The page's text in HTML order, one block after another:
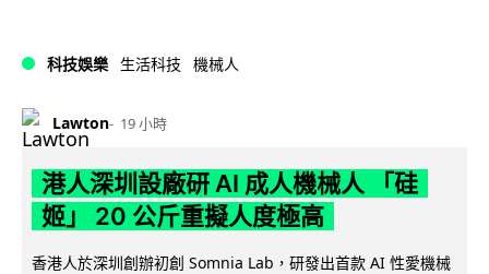
科技娛樂 生活科技 機械人
Lawton 19 小時
港人深圳設廠研 AI 成人機械人 「硅
姬」 20 公斤重擬人度極高
香港人於深圳創辦初創 Somnia Lab，研發出首款 AI 性愛機械